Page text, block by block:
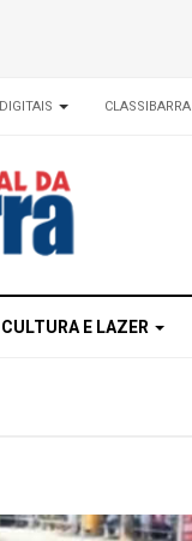
CLASSIBARRA
CULTURA E LAZER